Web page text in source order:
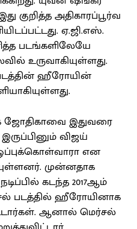
குறித்த அதிகாரப்பூர்வ
ஏ.ஜி.எஸ்.
படங்களிலேயே
உருவாகியுள்ளது.
ஹீரோயின்
ஜோதிகாவை இதுவரை
விஜய்
என
முன்னதாக
கடந்த 2017ஆம்
படத்தில் ஹீரோயினாக
ஆனால் மெர்சல்